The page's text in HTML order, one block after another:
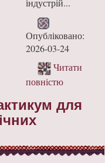
індустрій...
Опубліковано:
2026-03-24
Читати
повністю
для